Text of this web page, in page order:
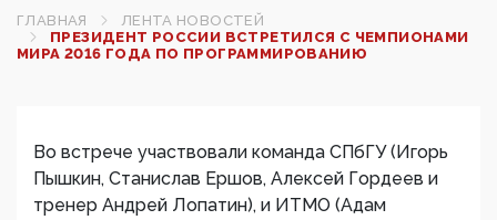
ГЛАВНАЯ
ЛЕНТА НОВОСТЕЙ
ПРЕЗИДЕНТ РОССИИ ВСТРЕТИЛСЯ С ЧЕМПИОНАМИ
МИРА 2016 ГОДА ПО ПРОГРАММИРОВАНИЮ
Во встрече участвовали команда СПбГУ (Игорь
Пышкин, Станислав Ершов, Алексей Гордеев и
тренер Андрей Лопатин), и ИТМО (Адам